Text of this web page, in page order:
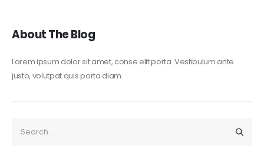
About The Blog
Lorem ipsum dolor sit amet, conse elit porta. Vestibulum ante
justo, volutpat quis porta diam.